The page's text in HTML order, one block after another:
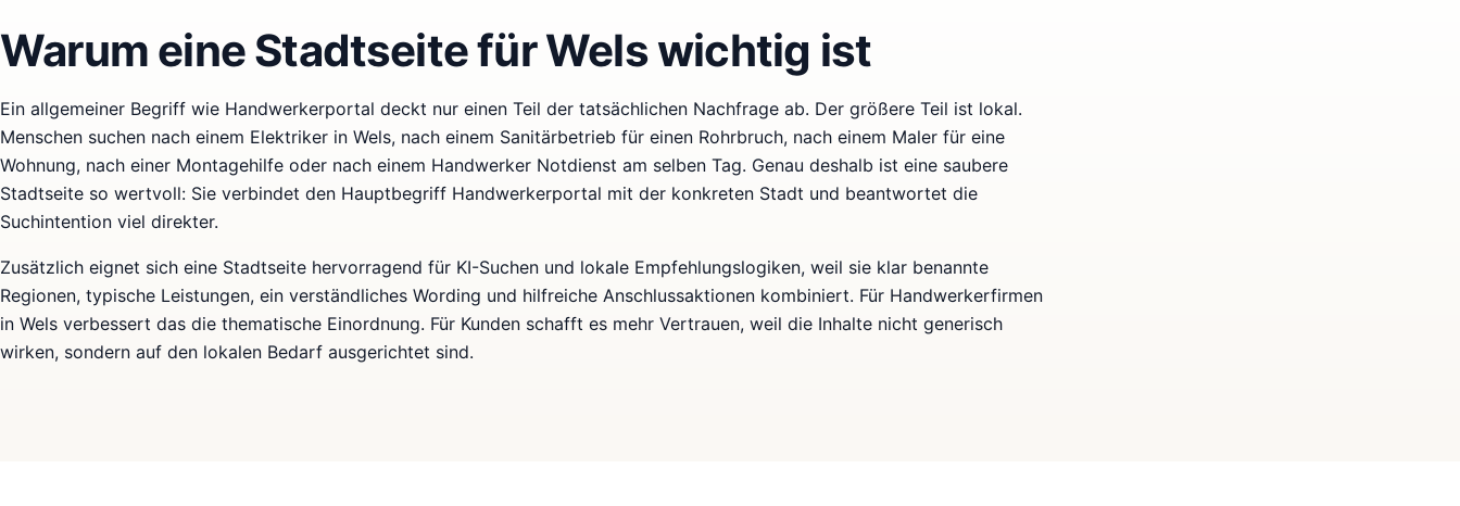
Warum eine Stadtseite für Wels wichtig ist
Ein allgemeiner Begriff wie Handwerkerportal deckt nur einen Teil der tatsächlichen Nachfrage ab. Der größere Teil ist lokal.
Menschen suchen nach einem Elektriker in Wels, nach einem Sanitärbetrieb für einen Rohrbruch, nach einem Maler für eine
Wohnung, nach einer Montagehilfe oder nach einem Handwerker Notdienst am selben Tag. Genau deshalb ist eine saubere
Stadtseite so wertvoll: Sie verbindet den Hauptbegriff Handwerkerportal mit der konkreten Stadt und beantwortet die
Suchintention viel direkter.
Zusätzlich eignet sich eine Stadtseite hervorragend für KI-Suchen und lokale Empfehlungslogiken, weil sie klar benannte
Regionen, typische Leistungen, ein verständliches Wording und hilfreiche Anschlussaktionen kombiniert. Für Handwerkerfirmen
in Wels verbessert das die thematische Einordnung. Für Kunden schafft es mehr Vertrauen, weil die Inhalte nicht generisch
wirken, sondern auf den lokalen Bedarf ausgerichtet sind.